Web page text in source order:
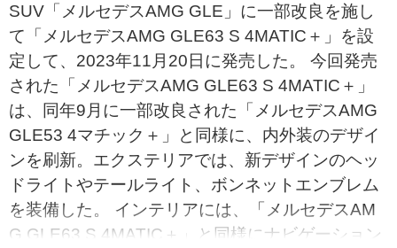
SUV「メルセデスAMG GLE」に一部改良を施し
て「メルセデスAMG GLE63 S 4MATIC＋」を設
定して、2023年11月20日に発売した。 今回発売
された「メルセデスAMG GLE63 S 4MATIC＋」
は、同年9月に一部改良された「メルセデスAMG
GLE53 4マチック＋」と同様に、内外装のデザイ
ンを刷新。エクステリアでは、新デザインのヘッ
ドライトやテールライト、ボンネットエンブレム
を装備した。 インテリアには、「メルセデスAM
G GLE63 S 4MATIC＋」と同様にナビゲーション